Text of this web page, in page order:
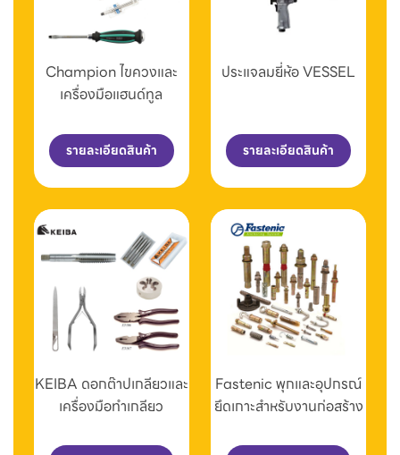
Champion ไขควงและ
เครื่องมือแฮนด์ทูล
รายละเอียดสินค้า
ประแจลมยี่ห้อ VESSEL
รายละเอียดสินค้า
KEIBA ดอกต๊าปเกลียวและ
เครื่องมือทำเกลียว
Fastenic พุกและอุปกรณ์
ยึดเกาะสำหรับงานก่อสร้าง